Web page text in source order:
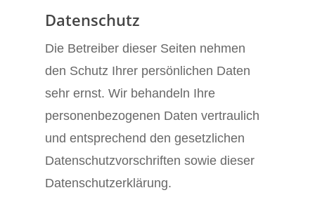
Datenschutz
Die Betreiber dieser Seiten nehmen
den Schutz Ihrer persönlichen Daten
sehr ernst. Wir behandeln Ihre
personenbezogenen Daten vertraulich
und entsprechend den gesetzlichen
Datenschutzvorschriften sowie dieser
Datenschutzerklärung.